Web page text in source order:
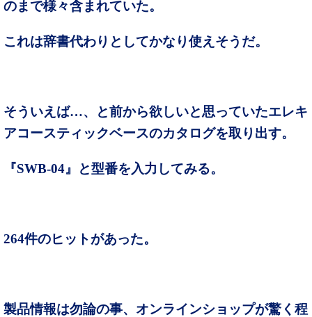
のまで様々含まれていた。
これは辞書代わりとしてかなり使えそうだ。
そういえば…、と前から欲しいと思っていたエレキ
アコースティックベースのカタログを取り出す。
『SWB-04』と型番を入力してみる。
264件のヒットがあった。
製品情報は勿論の事、オンラインショップが驚く程